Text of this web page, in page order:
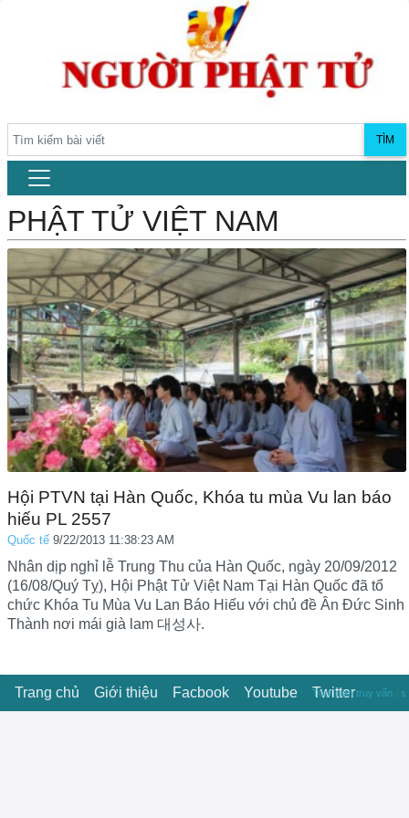
TÌM
PHẬT TỬ VIỆT NAM
Hội PTVN tại Hàn Quốc, Khóa tu mùa Vu lan báo
hiếu PL 2557
Quốc tế 9/22/2013 11:38:23 AM
Nhân dịp nghỉ lễ Trung Thu của Hàn Quốc, ngày 20/09/2012
(16/08/Quý Tỵ), Hội Phật Tử Việt Nam Tại Hàn Quốc đã tổ
chức Khóa Tu Mùa Vu Lan Báo Hiếu với chủ đề Ân Đức Sinh
Thành nơi mái già lam 대성사.
Trang chủ Giới thiệu Facbook Youtube Twitter
Thời gian truy vấn : s